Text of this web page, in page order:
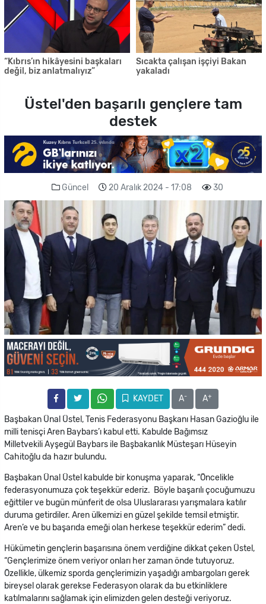
“Kıbrıs’ın hikâyesini başkaları
değil, biz anlatmalıyız”
Sıcakta çalışan işçiyi Bakan
yakaladı
Üstel'den başarılı gençlere tam
destek
Güncel 20 Aralık 2024 - 17:08 30
KAYDET A- A+
Başbakan Ünal Üstel, Tenis Federasyonu Başkanı Hasan Gazioğlu ile
milli tenisçi Aren Baybars’ı kabul etti. Kabulde Bağımsız
Milletvekili Ayşegül Baybars ile Başbakanlık Müsteşarı Hüseyin
Cahitoğlu da hazır bulundu.
Başbakan Ünal Üstel kabulde bir konuşma yaparak, “Öncelikle
federasyonumuza çok teşekkür ederiz. Böyle başarılı çocuğumuzu
eğittiler ve bugün münferit de olsa Uluslararası yarışmalara katılır
duruma getirdiler. Aren ülkemizi en güzel şekilde temsil etmiştir.
Aren’e ve bu başarıda emeği olan herkese teşekkür ederim” dedi.
Hükümetin gençlerin başarısına önem verdiğine dikkat çeken Üstel,
“Gençlerimize önem veriyor onları her zaman önde tutuyoruz.
Özellikle, ülkemiz sporda gençlerimizin yaşadığı ambargoları gerek
bireysel olarak gerekse Federasyon olarak da bu etkinliklere
katılmalarını sağlamak için elimizden gelen desteği veriyoruz.